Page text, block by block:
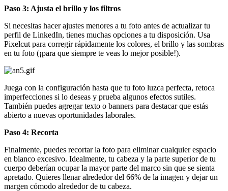
Paso 3: Ajusta el brillo y los filtros
Si necesitas hacer ajustes menores a tu foto antes de actualizar tu
perfil de LinkedIn, tienes muchas opciones a tu disposición. Usa
Pixelcut para corregir rápidamente los colores, el brillo y las sombras
en tu foto (¡para que siempre te veas lo mejor posible!).
Juega con la configuración hasta que tu foto luzca perfecta, retoca
imperfecciones si lo deseas y prueba algunos efectos sutiles.
También puedes agregar texto o banners para destacar que estás
abierto a nuevas oportunidades laborales.
Paso 4: Recorta
Finalmente, puedes recortar la foto para eliminar cualquier espacio
en blanco excesivo. Idealmente, tu cabeza y la parte superior de tu
cuerpo deberían ocupar la mayor parte del marco sin que se sienta
apretado. Quieres llenar alrededor del 66% de la imagen y dejar un
margen cómodo alrededor de tu cabeza.